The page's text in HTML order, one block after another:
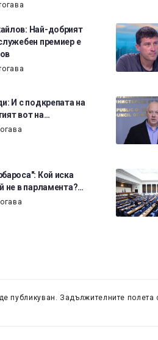
Най-добрият
премиер е
И с подкрепата на
вот на…
Кой иска
не в парламента?…
публикуван. Задължителните полета